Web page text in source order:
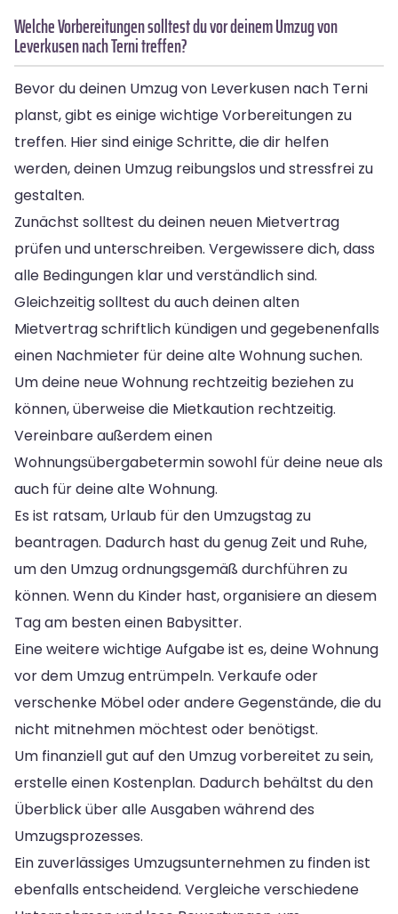
Welche Vorbereitungen solltest du vor deinem Umzug von
Leverkusen nach Terni treffen?
Bevor du deinen Umzug von Leverkusen nach Terni
planst, gibt es einige wichtige Vorbereitungen zu
treffen. Hier sind einige Schritte, die dir helfen
werden, deinen Umzug reibungslos und stressfrei zu
gestalten.
Zunächst solltest du deinen neuen Mietvertrag
prüfen und unterschreiben. Vergewissere dich, dass
alle Bedingungen klar und verständlich sind.
Gleichzeitig solltest du auch deinen alten
Mietvertrag schriftlich kündigen und gegebenenfalls
einen Nachmieter für deine alte Wohnung suchen.
Um deine neue Wohnung rechtzeitig beziehen zu
können, überweise die Mietkaution rechtzeitig.
Vereinbare außerdem einen
Wohnungsübergabetermin sowohl für deine neue als
auch für deine alte Wohnung.
Es ist ratsam, Urlaub für den Umzugstag zu
beantragen. Dadurch hast du genug Zeit und Ruhe,
um den Umzug ordnungsgemäß durchführen zu
können. Wenn du Kinder hast, organisiere an diesem
Tag am besten einen Babysitter.
Eine weitere wichtige Aufgabe ist es, deine Wohnung
vor dem Umzug entrümpeln. Verkaufe oder
verschenke Möbel oder andere Gegenstände, die du
nicht mitnehmen möchtest oder benötigst.
Um finanziell gut auf den Umzug vorbereitet zu sein,
erstelle einen Kostenplan. Dadurch behältst du den
Überblick über alle Ausgaben während des
Umzugsprozesses.
Ein zuverlässiges Umzugsunternehmen zu finden ist
ebenfalls entscheidend. Vergleiche verschiedene